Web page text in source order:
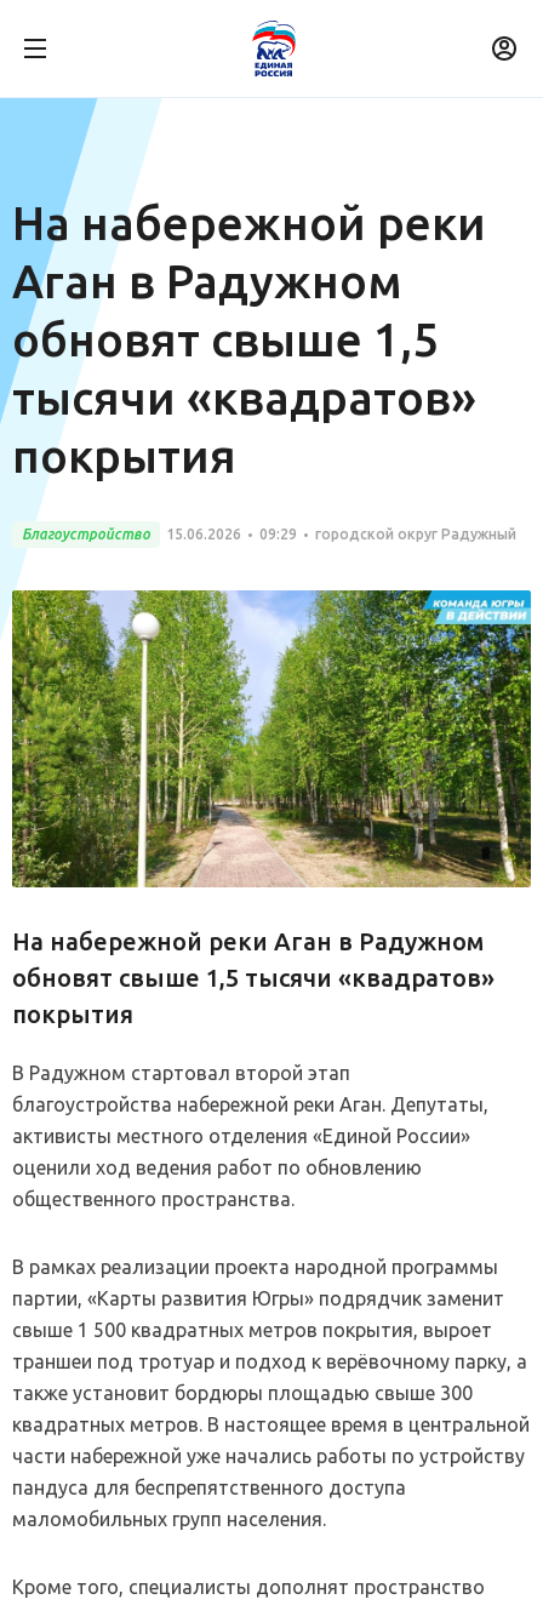
На набережной реки
Аган в Радужном
обновят свыше 1,5
тысячи «квадратов»
покрытия
Благоустройство 15.06.2026 09:29 городской округ Радужный
На набережной реки Аган в Радужном
обновят свыше 1,5 тысячи «квадратов»
покрытия
В Радужном стартовал второй этап
благоустройства набережной реки Аган. Депутаты,
активисты местного отделения «Единой России»
оценили ход ведения работ по обновлению
общественного пространства.
В рамках реализации проекта народной программы
партии, «Карты развития Югры» подрядчик заменит
свыше 1 500 квадратных метров покрытия, выроет
траншеи под тротуар и подход к верёвочному парку, а
также установит бордюры площадью свыше 300
квадратных метров. В настоящее время в центральной
части набережной уже начались работы по устройству
пандуса для беспрепятственного доступа
маломобильных групп населения.
Кроме того, специалисты дополнят пространство